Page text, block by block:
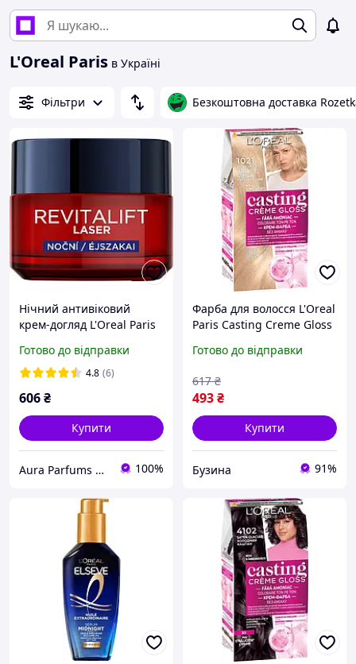
L'Oreal Paris в Україні
Фільтри Безкоштовна доставка
Нічний антивіковий
крем-догляд L'Oreal Paris
потрійної дії для шкіри
обличчя 50 мл
Готово до відправки
4.8 (6)
606₴
Купити
Aura Parfums | Інтернет-магазин парфумерії та косметики 100%
Фарба для волосся L'Oreal
Paris Casting Creme Gloss
русявий перламутровий
Готово до відправки
493₴
617 ₴
Купити
Бузина 91%